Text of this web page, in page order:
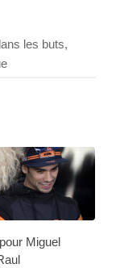
les buts,
Miguel